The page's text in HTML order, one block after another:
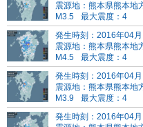
震源地：熊本県熊本地
M3.5
最大震度：4
発生時刻：2016年04
震源地：熊本県熊本地
M4.5
最大震度：4
発生時刻：2016年04
震源地：熊本県熊本地
M3.9
最大震度：4
発生時刻：2016年04